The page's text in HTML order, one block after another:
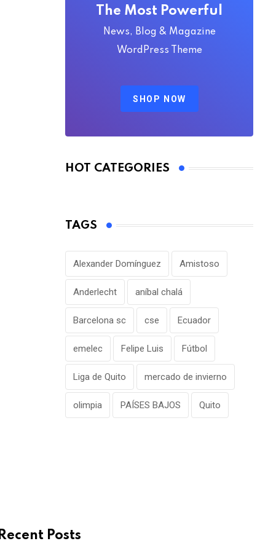
The Most Powerful
News, Blog & Magazine
WordPress Theme
SHOP NOW
HOT CATEGORIES
TAGS
Alexander Domínguez Amistoso
Anderlecht aníbal chalá
Barcelona sc cse Ecuador
emelec Felipe Luis Fútbol
Liga de Quito mercado de invierno
olimpia PAÍSES BAJOS Quito
Recent Posts